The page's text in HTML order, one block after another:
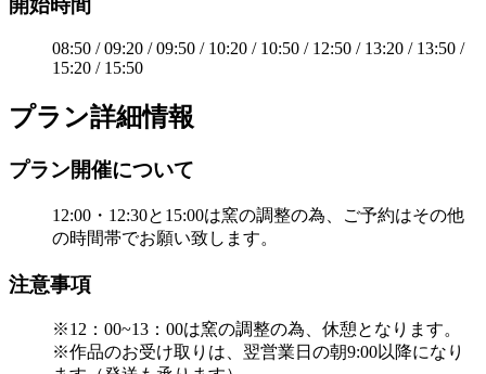
08:50 / 09:20 / 09:50 / 10:20 / 10:50 / 12:50 / 13:20 / 13:50 /
15:20 / 15:50
プラン詳細情報
プラン開催について
12:00・12:30と15:00は窯の調整の為、ご予約はその他
の時間帯でお願い致します。
注意事項
※12：00~13：00は窯の調整の為、休憩となります。
※作品のお受け取りは、翌営業日の朝9:00以降になり